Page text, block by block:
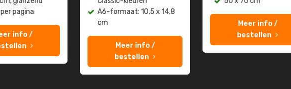
pagina
info /
A6-formaat: 10,5 x 14,8
cm
Meer info /
bestellen
Meer info /
bestellen